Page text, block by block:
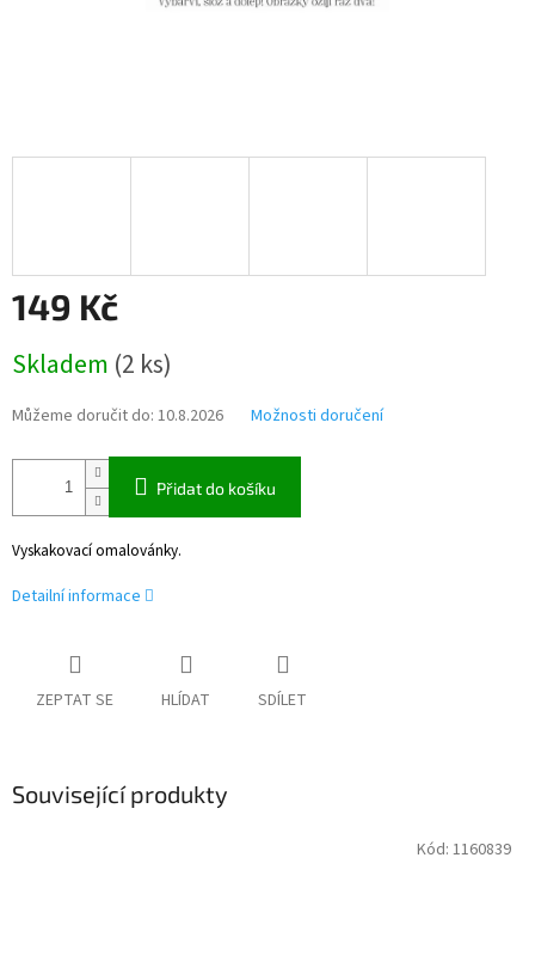
149 Kč
cena:
Skladem (2 ks)
Můžeme doručit do: 10.8.2026 Možnosti doručení
Přidat do košíku
Vyskakovací omalovánky.
Detailní informace
ZEPTAT SE HLÍDAT SDÍLET
Související produkty
Kód: 1160839